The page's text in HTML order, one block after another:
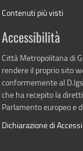
Contenuti più visti
Accessibilità
Città Metropolitana di
rendere il proprio sito
conformemente al
che ha recepito la
Parlamento europeo e
Dichiarazione di